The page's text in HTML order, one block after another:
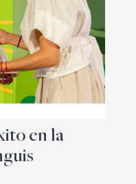
en la